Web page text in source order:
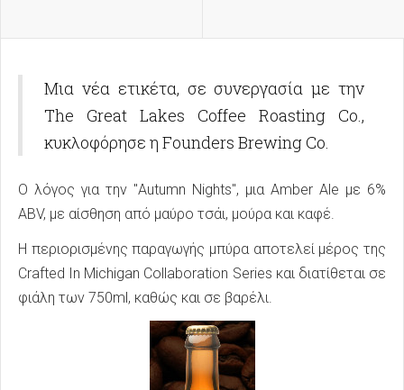
Μια νέα ετικέτα, σε συνεργασία με την
The Great Lakes Coffee Roasting Co.,
κυκλοφόρησε η Founders Brewing Co.
Ο λόγος για την "Autumn Nights", μια Amber Ale με 6%
ABV, με αίσθηση από μαύρο τσάι, μούρα και καφέ.
Η περιορισμένης παραγωγής μπύρα αποτελεί μέρος της
Crafted In Michigan Collaboration Series και διατίθεται σε
φιάλη των 750ml, καθώς και σε βαρέλι.